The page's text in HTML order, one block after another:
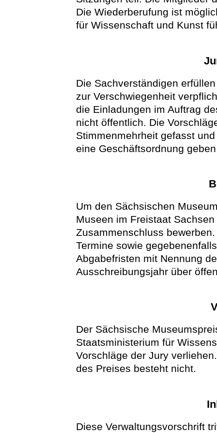
Die Wiederberufung ist
für Wissenschaft und Kunst
Die Sachverständigen
zur Verschwiegenheit
die Einladungen im Auftrag
nicht öffentlich. Die
Stimmenmehrheit gefasst
eine Geschäftsordnung
Um den Sächsischen
Museen im Freistaat
Zusammenschluss
Termine sowie
Abgabefristen mit Nennung
Ausschreibungsjahr über
Der Sächsische
Staatsministerium für
Vorschläge der Jury
des Preises besteht nicht.
Diese Verwaltungsvorschrift